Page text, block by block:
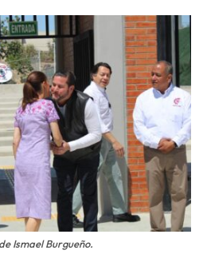
Ismael Burgueño.